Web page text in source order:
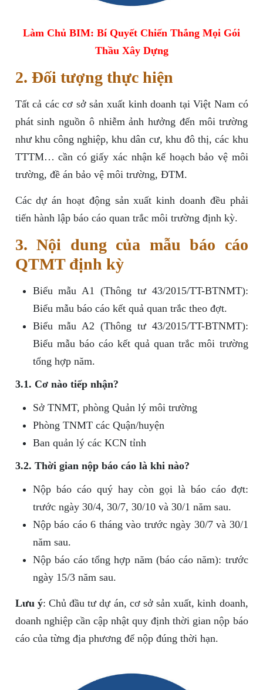
Làm Chủ BIM: Bí Quyết Chiến Thắng Mọi Gói
Thầu Xây Dựng
2. Đối tượng thực hiện
Tất cả các cơ sở sản xuất kinh doanh tại Việt Nam có
phát sinh nguồn ô nhiễm ảnh hưởng đến môi trường
như khu công nghiệp, khu dân cư, khu đô thị, các khu
TTTM… cần có giấy xác nhận kế hoạch bảo vệ môi
trường, đề án bảo vệ môi trường, ĐTM.
Các dự án hoạt động sản xuất kinh doanh đều phải
tiến hành lập báo cáo quan trắc môi trường định kỳ.
3. Nội dung của mẫu báo cáo
QTMT định kỳ
Biểu mẫu A1 (Thông tư 43/2015/TT-BTNMT):
Biểu mẫu báo cáo kết quả quan trắc theo đợt.
Biểu mẫu A2 (Thông tư 43/2015/TT-BTNMT):
Biểu mẫu báo cáo kết quả quan trắc môi trường
tổng hợp năm.
3.1. Cơ nào tiếp nhận?
Sở TNMT, phòng Quản lý môi trường
Phòng TNMT các Quận/huyện
Ban quản lý các KCN tỉnh
3.2. Thời gian nộp báo cáo là khi nào?
Nộp báo cáo quý hay còn gọi là báo cáo đợt:
trước ngày 30/4, 30/7, 30/10 và 30/1 năm sau.
Nộp báo cáo 6 tháng vào trước ngày 30/7 và 30/1
năm sau.
Nộp báo cáo tổng hợp năm (báo cáo năm): trước
ngày 15/3 năm sau.
Lưu ý: Chủ đầu tư dự án, cơ sở sản xuất, kinh doanh,
doanh nghiệp cần cập nhật quy định thời gian nộp báo
cáo của từng địa phương để nộp đúng thời hạn.